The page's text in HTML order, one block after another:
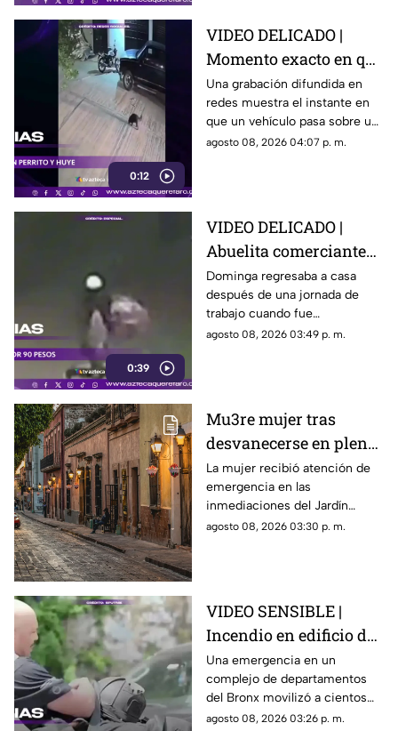
0:12
VIDEO DELICADO |
Momento exacto en que
camioneta atropella a
un perro y conductor
escapa
Una grabación difundida en
redes muestra el instante en
que un vehículo pasa sobre un
perro y continúa su camino sin
agosto 08, 2026 04:07 p. m.
0:39
VIDEO DELICADO |
Abuelita comerciante
es as3sin4da en Puebla
por 90 pesos
Dominga regresaba a casa
después de una jornada de
trabajo cuando fue
interceptada por un hombre
agosto 08, 2026 03:49 p. m.
Mu3re mujer tras
desvanecerse en plena
vía pública en el Centro
Histórico de Querétaro
La mujer recibió atención de
emergencia en las
inmediaciones del Jardín
Corregidora, pero los
agosto 08, 2026 03:30 p. m.
VIDEO SENSIBLE |
Incendio en edificio de
Nueva York deja un
mu3rto y 14 heridos
Una emergencia en un
complejo de departamentos
del Bronx movilizó a cientos
de bomberos y dejó víctimas
agosto 08, 2026 03:26 p. m.